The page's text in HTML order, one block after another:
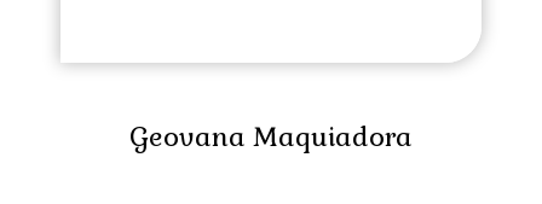
Geovana Maquiadora